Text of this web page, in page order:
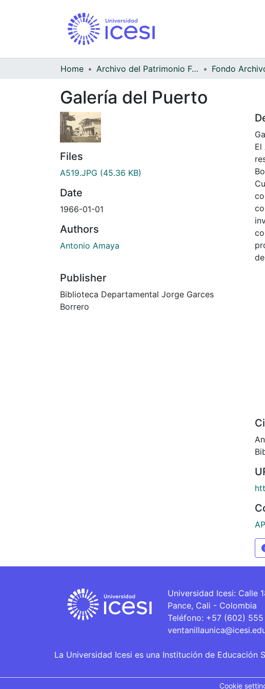
Home Archivo del Patrimonio Fotográfico y Fílmico del Valle del Cauca
Galería del Puerto
Files
A519.JPG (45.36 KB)
Date
1966-01-01
Authors
Antonio Amaya
Publisher
Biblioteca Departamental Jorge Garces
Borrero
El
Universidad Icesi: Calle
Pance, Cali - Colombia
Teléfono: +57 (602)
La Universidad Icesi es una Institución de Educación
Cookie